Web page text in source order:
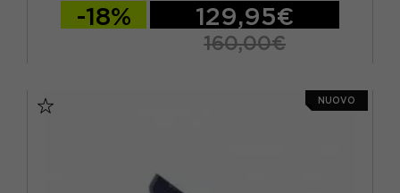
EUR 38,5 / US 7,5
EUR 40,5 / US 9
-18% 129,95€
160,00€
NUOVO